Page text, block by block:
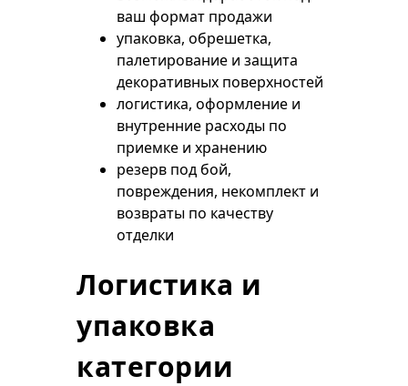
ваш формат продажи
упаковка, обрешетка,
палетирование и защита
декоративных поверхностей
логистика, оформление и
внутренние расходы по
приемке и хранению
резерв под бой,
повреждения, некомплект и
возвраты по качеству
отделки
Логистика и
упаковка
категории